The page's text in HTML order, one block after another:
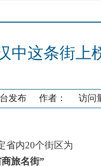
中这条街上
发布 作者： 访问
省内20个街区为
旅名街”